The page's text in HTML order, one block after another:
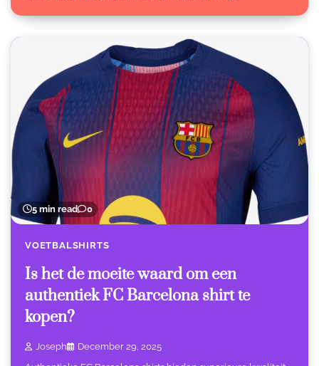
5 min read 0
VOETBALSHIRTS
Is het de moeite waard om een
authentiek FC Barcelona shirt te
kopen?
Joseph
December 29, 2025